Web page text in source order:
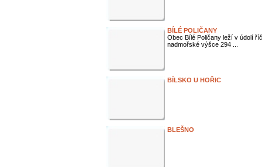
BÍLÉ POLIČANY
Obec Bílé Poličany leží v údolí
nadmořské výšce 294 ...
BÍLSKO U HOŘIC
BLEŠNO